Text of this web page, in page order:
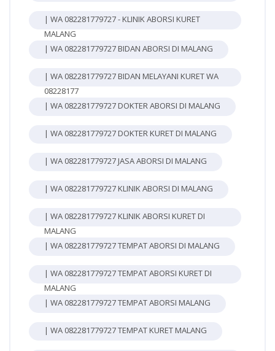
| WA 082281779727 - KLINIK ABORSI KURET
MALANG
| WA 082281779727 BIDAN ABORSI DI MALANG
| WA 082281779727 BIDAN MELAYANI KURET WA
08228177
| WA 082281779727 DOKTER ABORSI DI MALANG
| WA 082281779727 DOKTER KURET DI MALANG
| WA 082281779727 JASA ABORSI DI MALANG
| WA 082281779727 KLINIK ABORSI DI MALANG
| WA 082281779727 KLINIK ABORSI KURET DI
MALANG
| WA 082281779727 TEMPAT ABORSI DI MALANG
| WA 082281779727 TEMPAT ABORSI KURET DI
MALANG
| WA 082281779727 TEMPAT ABORSI MALANG
| WA 082281779727 TEMPAT KURET MALANG